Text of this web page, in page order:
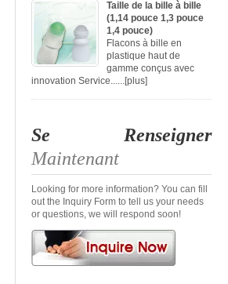
Taille de la bille à bille
(1,14 pouce 1,3 pouce
1,4 pouce)
Flacons à bille en
plastique haut de
gamme conçus avec
innovation Service......[plus]
Se Renseigner
Maintenant
Looking for more information? You can fill
out the Inquiry Form to tell us your needs
or questions, we will respond soon!